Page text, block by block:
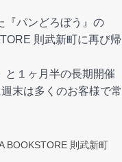
『パンどろぼう』の
則武新町に再び帰
と１ヶ月半の長期開催
末は多くのお客様で常
BOOKSTORE 則武新町